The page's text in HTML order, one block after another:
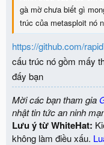
gà mờ chưa biết gì
trúc của metasploit nó
https://github.com/
cấu trúc nó gồm mấy
đấy bạn
Mời các bạn tham gia
nhật tin tức an ninh
Lưu ý từ WhiteHat:
không làm điều xấu.